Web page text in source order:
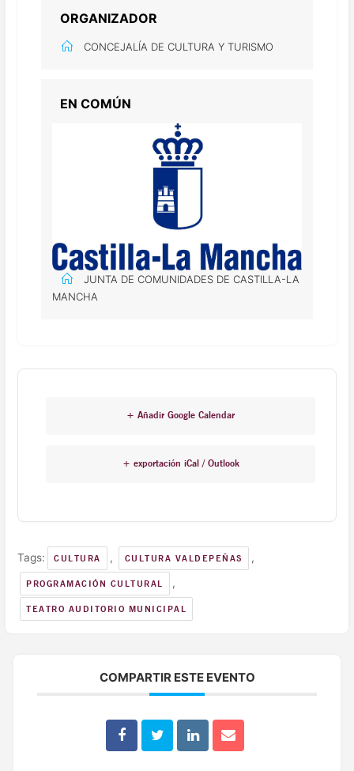
ORGANIZADOR
CONCEJALÍA DE CULTURA Y TURISMO
EN COMÚN
JUNTA DE COMUNIDADES DE CASTILLA-LA
MANCHA
+ Añadir Google Calendar
+ exportación iCal / Outlook
Tags: CULTURA , CULTURA VALDEPEÑAS ,
PROGRAMACIÓN CULTURAL ,
TEATRO AUDITORIO MUNICIPAL
COMPARTIR ESTE EVENTO